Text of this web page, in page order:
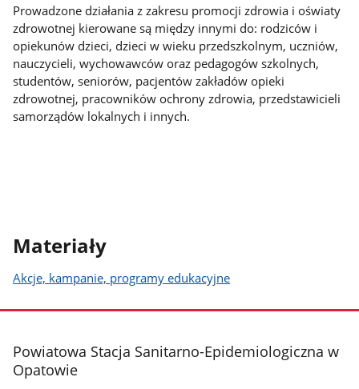
Prowadzone działania z zakresu promocji zdrowia i oświaty
zdrowotnej kierowane są między innymi do: rodziców i
opiekunów dzieci, dzieci w wieku przedszkolnym, uczniów,
nauczycieli, wychowawców oraz pedagogów szkolnych,
studentów, seniorów, pacjentów zakładów opieki
zdrowotnej, pracowników ochrony zdrowia, przedstawicieli
samorządów lokalnych i innych.
Materiały
Akcje, kampanie, programy edukacyjne
stopka
Powiatowa Stacja Sanitarno-Epidemiologiczna w
Opatowie